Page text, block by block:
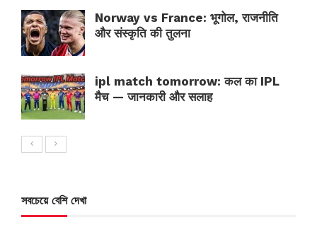
Norway vs France: भूगोल, राजनीति
और संस्कृति की तुलना
ipl match tomorrow: कल का IPL
मैच — जानकारी और सलाह
সবচেয়ে বেশি দেখা